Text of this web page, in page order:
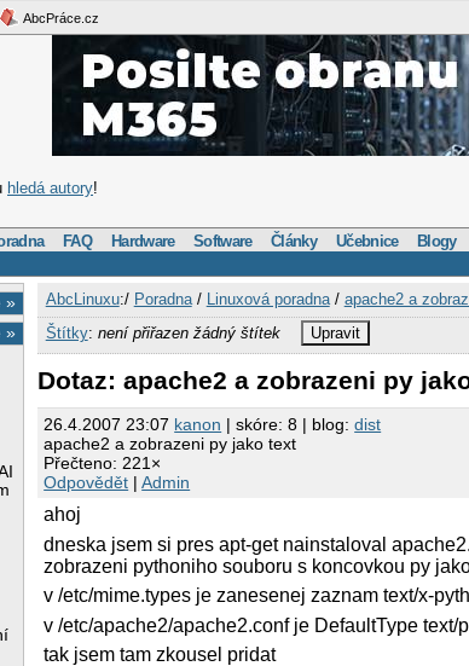
AbcPráce.cz
hledá autory!
FAQ Hardware Software Články Učebnice Blogy
»
»
AbcLinuxu:/ Poradna/ Linuxová poradna/ apache2 a
Štítky: není přiřazen žádný štítek Upravit
Dotaz: apache2 a zobrazeni py
26.4.2007 23:07 kanon | skóre: 8 | blog:dist
apache2 a zobrazeni py jako text
Přečteno: 221×
Odpovědět |Admin
ahoj
dneska jsem si pres apt-get nainstaloval
zobrazeni pythoniho souboru s koncovkou py
v /etc/mime.types je zanesenej zaznam text/x-
v /etc/apache2/apache2.conf je DefaultType text/
tak jsem tam zkousel pridat